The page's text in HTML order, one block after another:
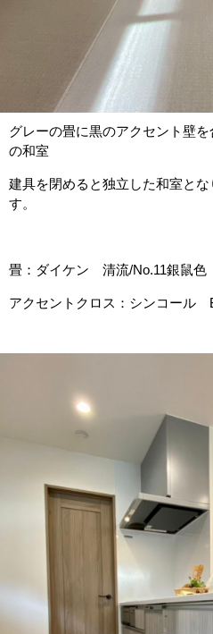
グレーの畳に黒のアクセント壁
の和室
建具を閉めると独立した和室と
す。
畳：ダイケン 清流/No.11銀鼠色
アクセントクロス：シンコール